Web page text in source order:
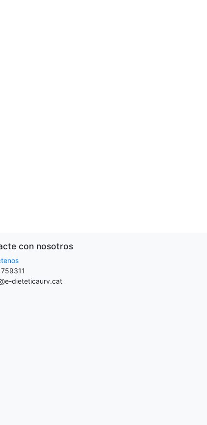
con nosotros
dieteticaurv.cat